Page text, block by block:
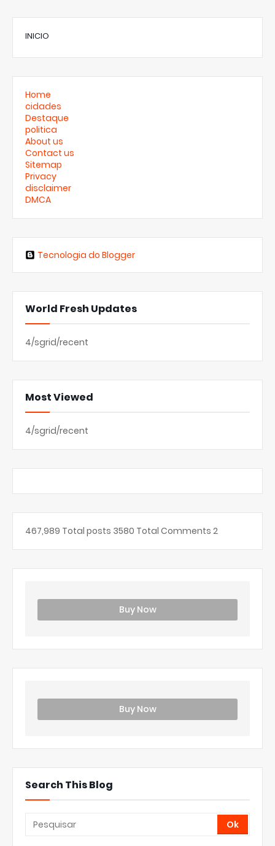
INICIO
Home
cidades
Destaque
politica
About us
Contact us
Sitemap
Privacy
disclaimer
DMCA
Tecnologia do Blogger
World Fresh Updates
4/sgrid/recent
Most Viewed
4/sgrid/recent
467,989 Total posts 3580 Total Comments 2
Buy Now
Buy Now
Search This Blog